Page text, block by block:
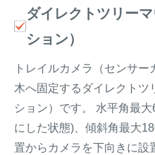
ダイレクトツリー
ション）
トレイルカメラ（センサ
木へ固定するダイレクト
ション）です。 水平角最
にした状態)、傾斜角最大
置からカメラを下向きに設